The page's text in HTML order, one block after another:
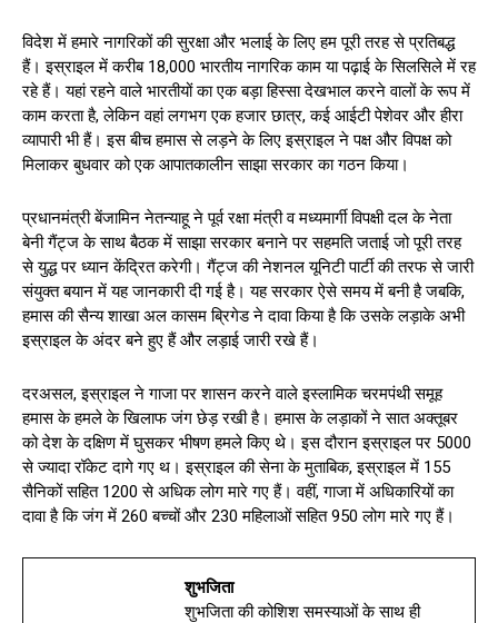
विदेश में हमारे नागरिकों की सुरक्षा और भलाई के लिए हम पूरी तरह से प्रतिबद्ध
हैं। इस्राइल में करीब 18,000 भारतीय नागरिक काम या पढ़ाई के सिलसिले में रह
रहे हैं। यहां रहने वाले भारतीयों का एक बड़ा हिस्सा देखभाल करने वालों के रूप में
काम करता है, लेकिन वहां लगभग एक हजार छात्र, कई आईटी पेशेवर और हीरा
व्यापारी भी हैं। इस बीच हमास से लड़ने के लिए इस्राइल ने पक्ष और विपक्ष को
मिलाकर बुधवार को एक आपातकालीन साझा सरकार का गठन किया।
प्रधानमंत्री बेंजामिन नेतन्याहू ने पूर्व रक्षा मंत्री व मध्यमार्गी विपक्षी दल के नेता
बेनी गैंट्ज के साथ बैठक में साझा सरकार बनाने पर सहमति जताई जो पूरी तरह
से युद्ध पर ध्यान केंद्रित करेगी। गैंट्ज की नेशनल यूनिटी पार्टी की तरफ से जारी
संयुक्त बयान में यह जानकारी दी गई है। यह सरकार ऐसे समय में बनी है जबकि,
हमास की सैन्य शाखा अल कासम ब्रिगेड ने दावा किया है कि उसके लड़ाके अभी
इस्राइल के अंदर बने हुए हैं और लड़ाई जारी रखे हैं।
दरअसल, इस्राइल ने गाजा पर शासन करने वाले इस्लामिक चरमपंथी समूह
हमास के हमले के खिलाफ जंग छेड़ रखी है। हमास के लड़ाकों ने सात अक्तूबर
को देश के दक्षिण में घुसकर भीषण हमले किए थे। इस दौरान इस्राइल पर 5000
से ज्यादा रॉकेट दागे गए थ। इस्राइल की सेना के मुताबिक, इस्राइल में 155
सैनिकों सहित 1200 से अधिक लोग मारे गए हैं। वहीं, गाजा में अधिकारियों का
दावा है कि जंग में 260 बच्चों और 230 महिलाओं सहित 950 लोग मारे गए हैं।
शुभजिता
शुभजिता की कोशिश समस्याओं के साथ ही